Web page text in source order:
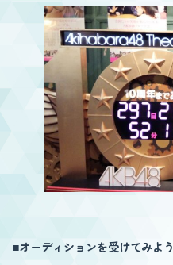
■オーディションを受けてみよう